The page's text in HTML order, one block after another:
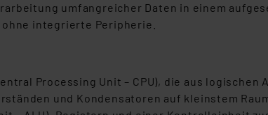
umfangreicher Daten in einem
integrierte Peripherie.
Processing Unit – CPU), die aus logischen
und Kondensatoren auf kleinstem